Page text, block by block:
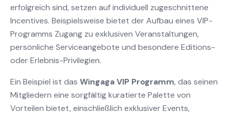
erfolgreich sind, setzen auf individuell zugeschnittene
Incentives. Beispielsweise bietet der Aufbau eines VIP-
Programms Zugang zu exklusiven Veranstaltungen,
persönliche Serviceangebote und besondere Editions-
oder Erlebnis-Privilegien.
Ein Beispiel ist das Wingaga VIP Programm, das seinen
Mitgliedern eine sorgfältig kuratierte Palette von
Vorteilen bietet, einschließlich exklusiver Events,